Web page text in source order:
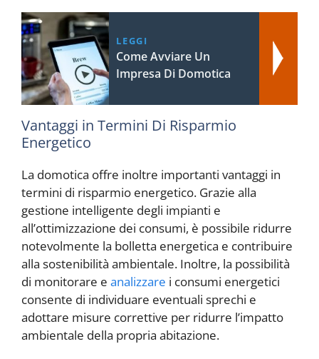
LEGGI
Come Avviare Un
Impresa Di Domotica
Vantaggi in Termini Di Risparmio
Energetico
La domotica offre inoltre importanti vantaggi in
termini di risparmio energetico. Grazie alla
gestione intelligente degli impianti e
all’ottimizzazione dei consumi, è possibile ridurre
notevolmente la bolletta energetica e contribuire
alla sostenibilità ambientale. Inoltre, la possibilità
di monitorare e analizzare i consumi energetici
consente di individuare eventuali sprechi e
adottare misure correttive per ridurre l’impatto
ambientale della propria abitazione.